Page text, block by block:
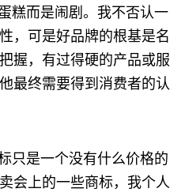
糕而是闹剧。我不否认一
，可是好品牌的根基是名
握，有过得硬的产品或服
最终需要得到消费者的认
只是一个没有什么价格的
会上的一些商标，我个人